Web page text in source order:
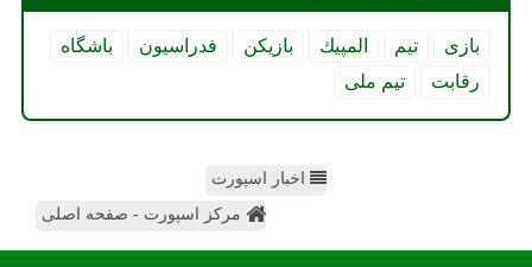
بازی تیم المپیك بازیكن فدراسیون
باشگاه
رقابت
تیم ملی
اخبار اسپورت
مرکز اسپورت - صفحه اصلی